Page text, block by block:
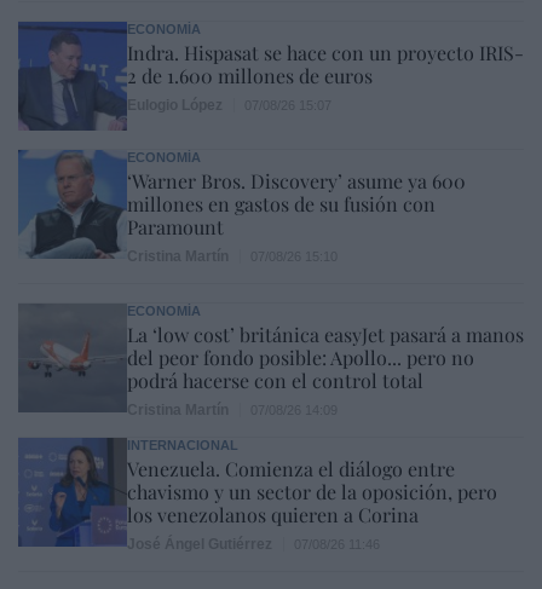
ECONOMÍA
Indra. Hispasat se hace con un proyecto IRIS-
2 de 1.600 millones de euros
ECONOMÍA
‘Warner Bros. Discovery’ asume ya 600
millones en gastos de su fusión con
Paramount
ECONOMÍA
La ‘low cost’ británica easyJet pasará a manos
del peor fondo posible: Apollo... pero no
podrá hacerse con el control total
INTERNACIONAL
Venezuela. Comienza el diálogo entre
chavismo y un sector de la oposición, pero
los venezolanos quieren a Corina